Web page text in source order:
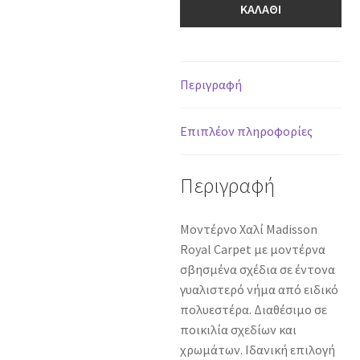
cm
ΚΑΛΑΘΙ
Περιγραφή
Επιπλέον πληροφορίες
Περιγραφή
Μοντέρνο Χαλί Madisson
Royal Carpet με μοντέρνα
σβησμένα σχέδια σε έντονα
γυαλιστερό νήμα από ειδικό
πολυεστέρα. Διαθέσιμο σε
ποικιλία σχεδίων και
χρωμάτων. Ιδανική επιλογή